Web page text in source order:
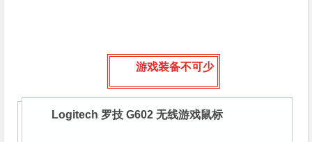
游戏装备不可少
Logitech 罗技 G602 无线游戏鼠标